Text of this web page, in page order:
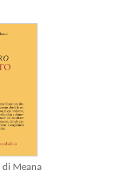
di Meana